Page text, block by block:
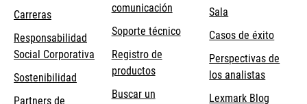
Carreras
Responsabilidad
Social Corporativa opens
Sostenibilidad
Partners de
comunicación
Soporte técnicoopens
Registro de
productos
Buscar un
Sala
Casos de éxito
Perspectivas de
los analistas
Lexmark Blog